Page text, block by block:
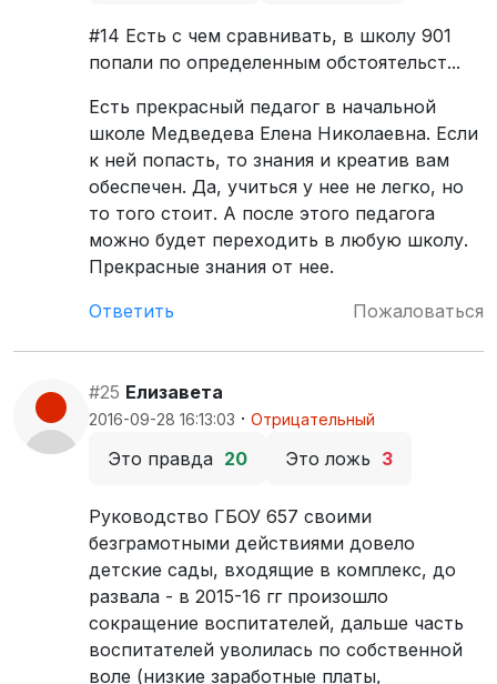
#14 Есть с чем сравнивать, в школу 901
попали по определенным обстоятельст...
Есть прекрасный педагог в начальной
школе Медведева Елена Николаевна. Если
к ней попасть, то знания и креатив вам
обеспечен. Да, учиться у нее не легко, но
то того стоит. А после этого педагога
можно будет переходить в любую школу.
Прекрасные знания от нее.
Ответить
Пожаловаться
#25 Елизавета
2016-09-28 16:13:03 · Отрицательный
Это правда 20 Это ложь 3
Руководство ГБОУ 657 своими
безграмотными действиями довело
детские сады, входящие в комплекс, до
развала - в 2015-16 гг произошло
сокращение воспитателей, дальше часть
воспитателей уволилась по собственной
воле (низкие заработные платы,